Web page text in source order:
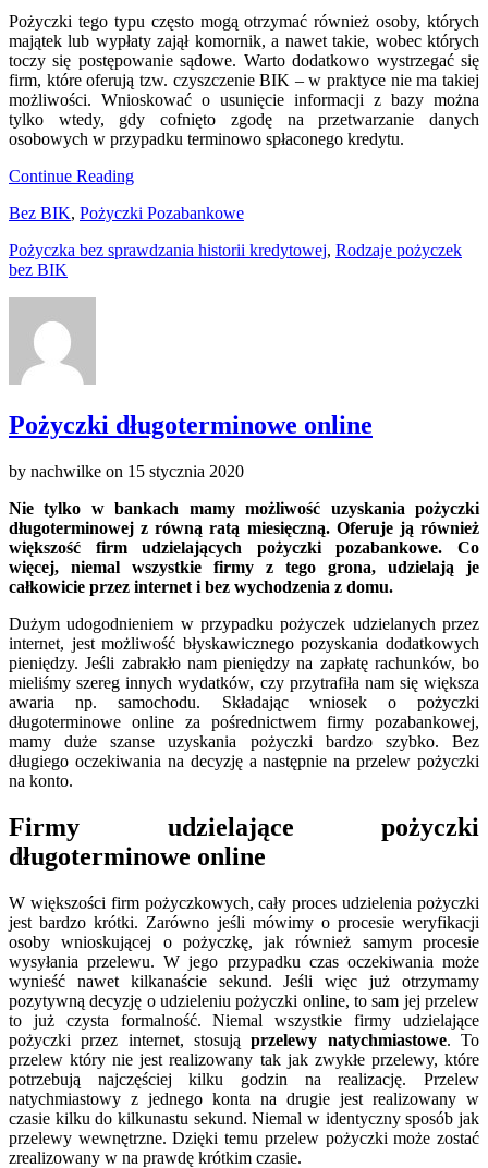
Pożyczki tego typu często mogą otrzymać również osoby, których
majątek lub wypłaty zajął komornik, a nawet takie, wobec których
toczy się postępowanie sądowe. Warto dodatkowo wystrzegać się
firm, które oferują tzw. czyszczenie BIK – w praktyce nie ma takiej
możliwości. Wnioskować o usunięcie informacji z bazy można
tylko wtedy, gdy cofnięto zgodę na przetwarzanie danych
osobowych w przypadku terminowo spłaconego kredytu.
Continue Reading
Bez BIK, Pożyczki Pozabankowe
Pożyczka bez sprawdzania historii kredytowej, Rodzaje pożyczek
bez BIK
Pożyczki długoterminowe online
by nachwilke on 15 stycznia 2020
Nie tylko w bankach mamy możliwość uzyskania pożyczki
długoterminowej z równą ratą miesięczną. Oferuje ją również
większość firm udzielających pożyczki pozabankowe. Co
więcej, niemal wszystkie firmy z tego grona, udzielają je
całkowicie przez internet i bez wychodzenia z domu.
Dużym udogodnieniem w przypadku pożyczek udzielanych przez
internet, jest możliwość błyskawicznego pozyskania dodatkowych
pieniędzy. Jeśli zabrakło nam pieniędzy na zapłatę rachunków, bo
mieliśmy szereg innych wydatków, czy przytrafiła nam się większa
awaria np. samochodu. Składając wniosek o pożyczki
długoterminowe online za pośrednictwem firmy pozabankowej,
mamy duże szanse uzyskania pożyczki bardzo szybko. Bez
długiego oczekiwania na decyzję a następnie na przelew pożyczki
na konto.
Firmy udzielające pożyczki
długoterminowe online
W większości firm pożyczkowych, cały proces udzielenia pożyczki
jest bardzo krótki. Zarówno jeśli mówimy o procesie weryfikacji
osoby wnioskującej o pożyczkę, jak również samym procesie
wysyłania przelewu. W jego przypadku czas oczekiwania może
wynieść nawet kilkanaście sekund. Jeśli więc już otrzymamy
pozytywną decyzję o udzieleniu pożyczki online, to sam jej przelew
to już czysta formalność. Niemal wszystkie firmy udzielające
pożyczki przez internet, stosująprzelewy natychmiastowe. To
przelew który nie jest realizowany tak jak zwykłe przelewy, które
potrzebują najczęściej kilku godzin na realizację. Przelew
natychmiastowy z jednego konta na drugie jest realizowany w
czasie kilku do kilkunastu sekund. Niemal w identyczny sposób jak
przelewy wewnętrzne. Dzięki temu przelew pożyczki może zostać
zrealizowany w na prawdę krótkim czasie.